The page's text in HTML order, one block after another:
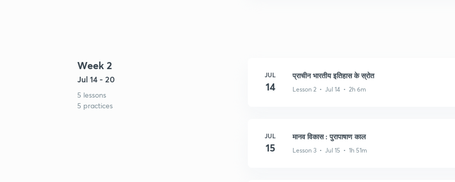
Week 2
Jul 14 - 20
5 lessons
5 practices
JUL
14
प्राचीन भारतीय इतिहास के स्रोत
Lesson 2 • Jul 14 • 2h 6m
JUL
15
मानव विकास : पुरापाषाण काल
Lesson 3 • Jul 15 • 1h 51m